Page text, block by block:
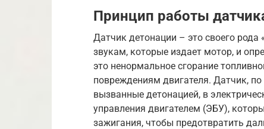
Принцип работы
Датчик детонации – это своего рода
звукам, которые издает мотор, и
это ненормальное сгорание
повреждениям двигателя. Датчик, по
вызванные детонацией, в
управления двигателем (ЭБУ),
зажигания, чтобы предотвратить